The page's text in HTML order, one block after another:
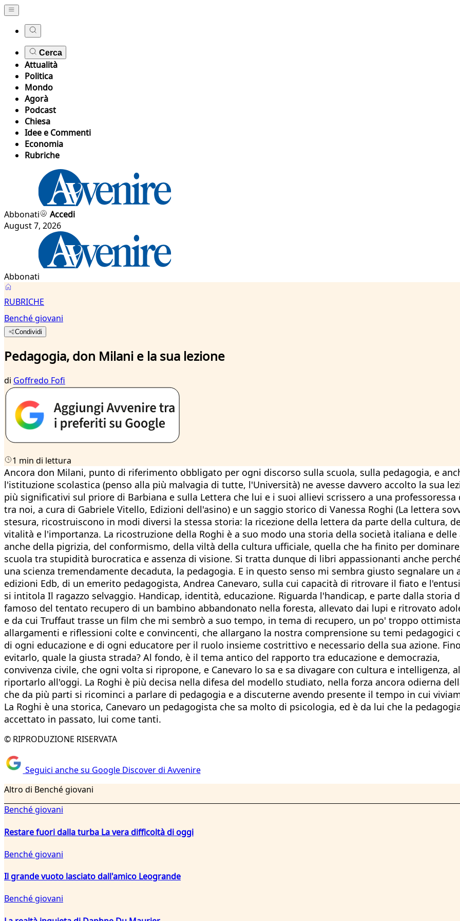
Cerca
Attualità
Politica
Mondo
Agorà
Podcast
Chiesa
Idee e Commenti
Economia
Rubriche
Abbonati
Accedi
August 7, 2026
Abbonati
RUBRICHE
Benché giovani
Condividi
Pedagogia, don Milani e la sua lezione
di Goffredo Fofi
1 min di lettura
Ancora don Milani, punto di riferimento obbligato per ogni discorso sulla scuola, sulla pedagogia, e
l'istituzione scolastica (penso alla più malvagia di tutte, l'Università) ne avesse davvero accolto la sua
più significativi sul priore di Barbiana e sulla Lettera che lui e i suoi allievi scrissero a una
tra noi, a cura di Gabriele Vitello, Edizioni dell'asino) e un saggio storico di Vanessa Roghi (La lettera
stesura, ricostruiscono in modi diversi la stessa storia: la ricezione della lettera da parte della cultura,
vitalità e l'importanza. La ricostruzione della Roghi è a suo modo una storia della società italiana e
anche della pigrizia, del conformismo, della viltà della cultura ufficiale, quella che ha finito per
scuola tra stupidità burocratica e assenza di visione. Si tratta dunque di libri appassionanti anche
una scienza tremendamente decaduta, la pedagogia. E in questo senso mi sembra giusto segnalare
edizioni Edb, di un emerito pedagogista, Andrea Canevaro, sulla cui capacità di ritrovare il fiato e
si intitola Il ragazzo selvaggio. Handicap, identità, educazione. Riguarda l'handicap, e parte dalla storia
famoso del tentato recupero di un bambino abbandonato nella foresta, allevato dai lupi e ritrovato
e da cui Truffaut trasse un film che mi sembrò a suo tempo, in tema di recupero, un po' troppo
allargamenti e riflessioni colte e convincenti, che allargano la nostra comprensione su temi
di ogni educazione e di ogni educatore per il ruolo insieme costrittivo e necessario della sua azione.
evitarlo, quale la giusta strada? Al fondo, è il tema antico del rapporto tra educazione e democrazia,
convivenza civile, che ogni volta si ripropone, e Canevaro lo sa e sa divagare con cultura e intelligenza,
riportarlo all'oggi. La Roghi è più decisa nella difesa del modello studiato, nella forza ancora odierna
che da più parti si ricominci a parlare di pedagogia e a discuterne avendo presente il tempo in cui
La Roghi è una storica, Canevaro un pedagogista che sa molto di psicologia, ed è da lui che la
accettato in passato, lui come tanti.
© RIPRODUZIONE RISERVATA
Seguici anche su Google Discover di Avvenire
Altro di Benché giovani
Benché giovani
Restare fuori dalla turba La vera difficoltà di oggi
Benché giovani
Il grande vuoto lasciato dall'amico Leogrande
Benché giovani